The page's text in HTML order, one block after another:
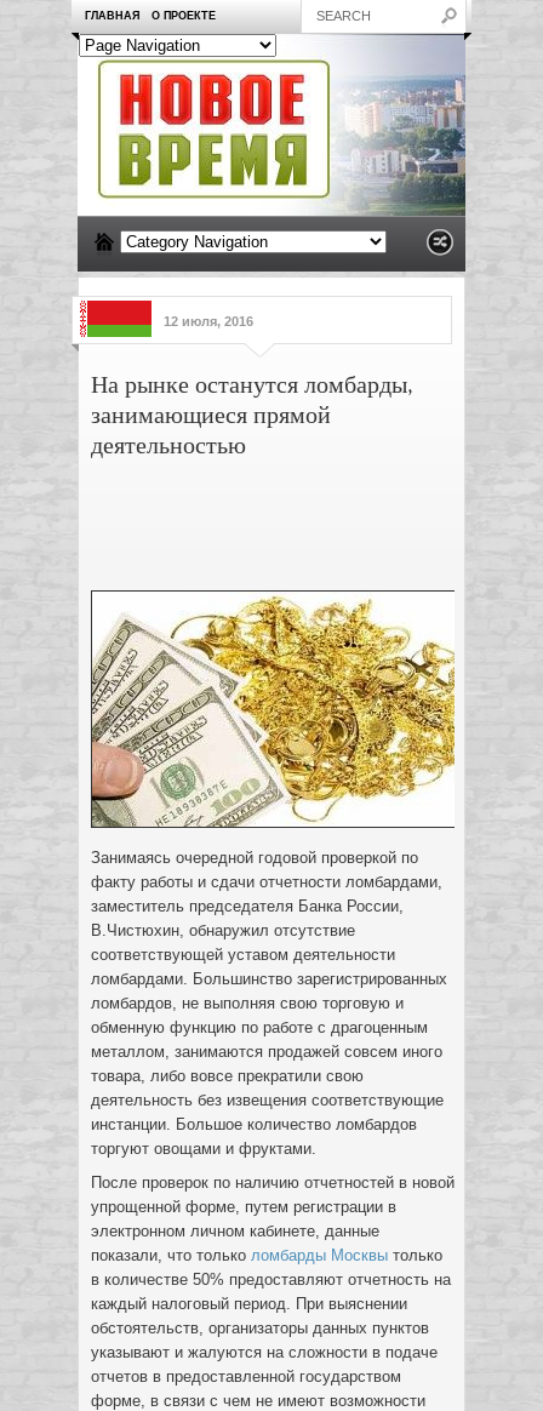
ГЛАВНАЯ О ПРОЕКТЕ
12 июля, 2016
На рынке останутся ломбарды,
занимающиеся прямой
деятельностью
Занимаясь очередной годовой проверкой по
факту работы и сдачи отчетности ломбардами,
заместитель председателя Банка России,
В.Чистюхин, обнаружил отсутствие
соответствующей уставом деятельности
ломбардами. Большинство зарегистрированных
ломбардов, не выполняя свою торговую и
обменную функцию по работе с драгоценным
металлом, занимаются продажей совсем иного
товара, либо вовсе прекратили свою
деятельность без извещения соответствующие
инстанции. Большое количество ломбардов
торгуют овощами и фруктами.
После проверок по наличию отчетностей в новой
упрощенной форме, путем регистрации в
электронном личном кабинете, данные
показали, что только ломбарды Москвы только
в количестве 50% предоставляют отчетность на
каждый налоговый период. При выяснении
обстоятельств, организаторы данных пунктов
указывают и жалуются на сложности в подаче
отчетов в предоставленной государством
форме, в связи с чем не имеют возможности